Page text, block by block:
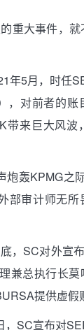
重大事件，
年5月，时任
，对前者的
带来巨大风波
炮轰KPMG之
部审计师无
，SC对外宣
兼总执行长
提供虚假
，SC宣布对